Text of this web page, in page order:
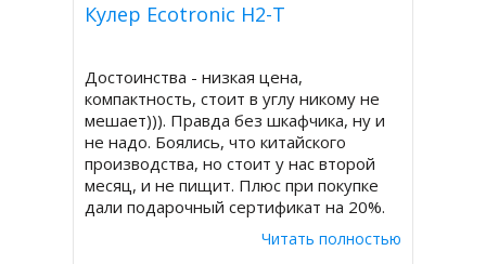
Кулер Ecotronic H2-T
Достоинства - низкая цена,
компактность, стоит в углу никому не
мешает))). Правда без шкафчика, ну и
не надо. Боялись, что китайского
производства, но стоит у нас второй
месяц, и не пищит. Плюс при покупке
дали подарочный сертификат на 20%.
Читать полностью